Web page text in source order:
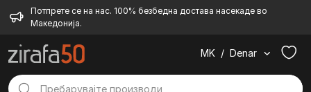
Потпрете се на нас. 100% безбедна достава насекаде во
Македонија.
MK / Denar